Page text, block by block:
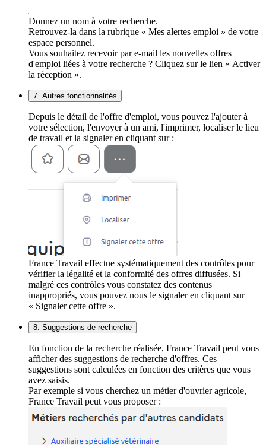
Donnez un nom à votre recherche.
Retrouvez-la dans la rubrique « Mes alertes emploi » de votre
espace personnel.
Vous souhaitez recevoir par e-mail les nouvelles offres
d'emploi liées à votre recherche ? Cliquez sur le lien « Activer
la réception ».
7. Autres fonctionnalités
Depuis le détail de l'offre d'emploi, vous pouvez l'ajouter à
votre sélection, l'envoyer à un ami, l'imprimer, localiser le lieu
de travail et la signaler en cliquant sur :
France Travail effectue systématiquement des contrôles pour
vérifier la légalité et la conformité des offres diffusées. Si
malgré ces contrôles vous constatez des contenus
inappropriés, vous pouvez nous le signaler en cliquant sur
« Signaler cette offre ».
8. Suggestions de recherche
En fonction de la recherche réalisée, France Travail peut vous
afficher des suggestions de recherche d'offres. Ces
suggestions sont calculées en fonction des critères que vous
avez saisis.
Par exemple si vous cherchez un métier d'ouvrier agricole,
France Travail peut vous proposer :